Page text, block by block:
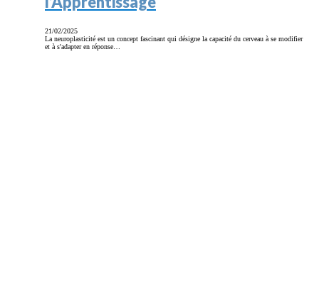
21/02/2025
La neuroplasticité est un concept fascinant qui désigne la capacité du cerveau à se modifier
et à s'adapter en réponse…